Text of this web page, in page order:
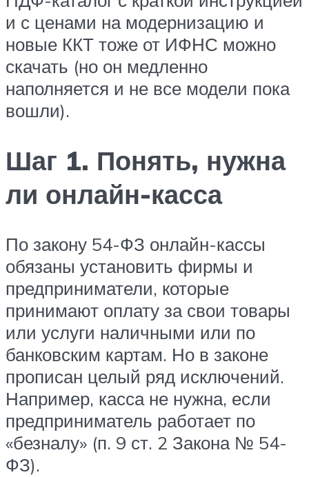
и с ценами на модернизацию и
новые ККТ тоже от ИФНС можно
скачать (но он медленно
наполняется и не все модели пока
вошли).
Шаг 1. Понять, нужна
ли онлайн-касса
По закону 54-ФЗ онлайн-кассы
обязаны установить фирмы и
предприниматели, которые
принимают оплату за свои товары
или услуги наличными или по
банковским картам. Но в законе
прописан целый ряд исключений.
Например, касса не нужна, если
предприниматель работает по
«безналу» (п. 9 ст. 2 Закона № 54-
ФЗ).